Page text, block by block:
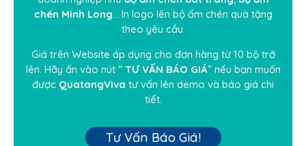
chén Minh Long… In logo lên bộ ấm chén quà tặng
theo yêu cầu.
Giá trên Website áp dụng cho đơn hàng từ 10 bộ trở
lên. Hãy ấn vào nút “TƯ VẤN BÁO GIÁ” nếu bạn muốn
được QuatangViva tư vấn lên demo và báo giá chi
tiết.
Tư Vấn Báo Giá!